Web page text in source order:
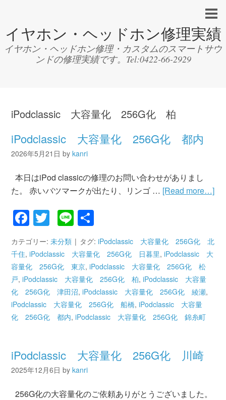
イヤホン・ヘッドホン修理実績
イヤホン・ヘッドホン修理・カスタムのスマートサウ
ンドの修理実績です。Tel:0422-66-2929
iPodclassic 大容量化 256G化 柏
iPodclassic 大容量化 256G化 都内
2026年5月21日 bykanri
本日はiPod classicの修理のお問い合わせがありまし
た。 赤いバツマークが出たり、リンゴ … [Read more…]
Facebook
Twitter
Line
有
カテゴリー:未分類 タグ:iPodclassic 大容量化 256G化 北
千住,iPodclassic 大容量化 256G化 日暮里,iPodclassic 大
容量化 256G化 東京,iPodclassic 大容量化 256G化 松
戸,iPodclassic 大容量化 256G化 柏,iPodclassic 大容量
化 256G化 津田沼,iPodclassic 大容量化 256G化 綾瀬,
iPodclassic 大容量化 256G化 船橋,iPodclassic 大容量
化 256G化 都内,iPodclassic 大容量化 256G化 錦糸町
iPodclassic 大容量化 256G化 川崎
2025年12月6日 bykanri
256G化の大容量化のご依頼ありがとうございました。